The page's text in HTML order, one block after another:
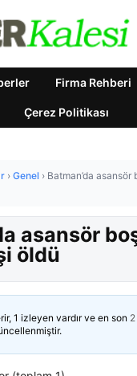
Firma Rehberi
Çerez Politikası
› Genel › Batman’da
asansör
öldü
1 izleyen vardır ve en son